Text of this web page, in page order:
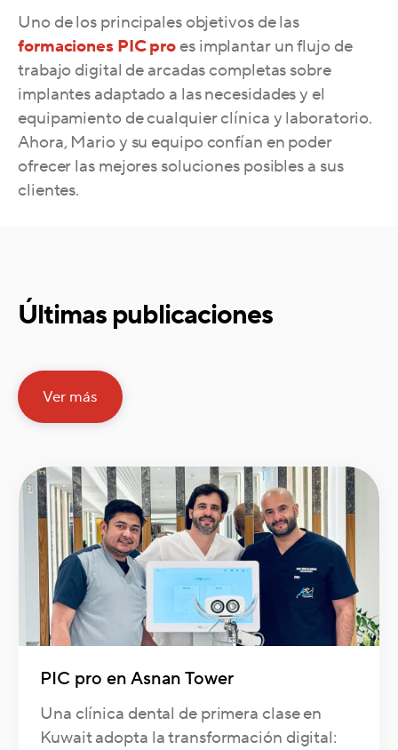
Uno de los principales objetivos de las
formaciones PIC pro es implantar un flujo de
trabajo digital de arcadas completas sobre
implantes adaptado a las necesidades y el
equipamiento de cualquier clínica y laboratorio.
Ahora, Mario y su equipo confían en poder
ofrecer las mejores soluciones posibles a sus
clientes.
Últimas publicaciones
Ver más
PIC pro en Asnan Tower
Una clínica dental de primera clase en
Kuwait adopta la transformación digital: